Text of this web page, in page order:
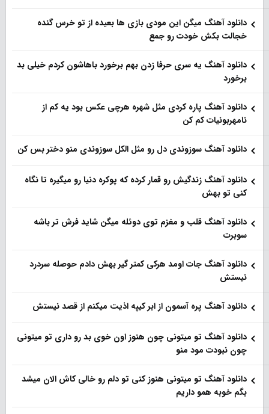
دانلود آهنگ میگن این مودی بازی ها بعیده از تو خرس گنده
خجالت بکش خودت رو جمع
دانلود آهنگ یه سری حرفا زدن بهم برخورد باهاشون کردم خیلی بد
برخورد
دانلود آهنگ پاره کردی مثل شهره هرچی عکس بود یه کم از
نامهربونیات کم کن
دانلود آهنگ سوزوندی دل رو مثل الکل سوزوندی منو دختر بس کن
دانلود آهنگ زندگیش رو قمار کرده که پوکره دنیا رو میگیره تا نگاه
کنی تو بهش
دانلود آهنگ قلب و مغزم توی دوئله میگن شاید فرش تر باشه
سوبرت
دانلود آهنگ جات اومد هرکی کمتر گیر بهش دادم حوصله سردرد
نیستش
دانلود آهنگ پره آسمون از ابر کیپه اذیت میکنم از قصد نیستش
دانلود آهنگ تو میتونی چون هنوز اون خوی بد رو داری تو میتونی
چون نبودت مود منو
دانلود آهنگ تو میتونی هنوز کنی تو دلم رو خالی کاش الان میشد
بگم خوبه همو داریم